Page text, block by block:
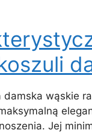
damska wąskie
Jej